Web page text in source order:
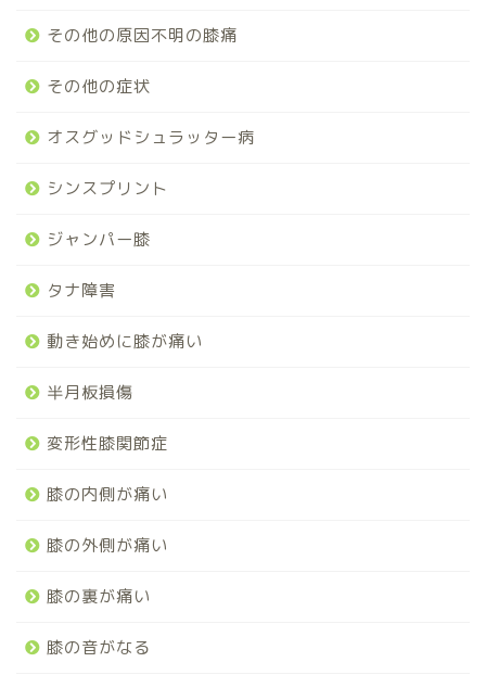
その他の原因不明の膝痛
その他の症状
オスグッドシュラッター病
シンスプリント
ジャンパー膝
タナ障害
動き始めに膝が痛い
半月板損傷
変形性膝関節症
膝の内側が痛い
膝の外側が痛い
膝の裏が痛い
膝の音がなる